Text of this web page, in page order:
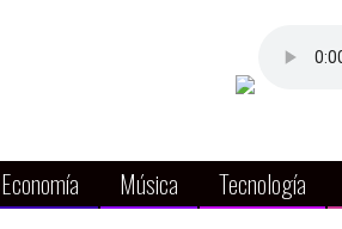
Economía Música Tecnología